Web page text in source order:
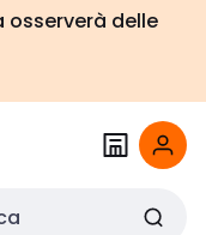
osserverà delle